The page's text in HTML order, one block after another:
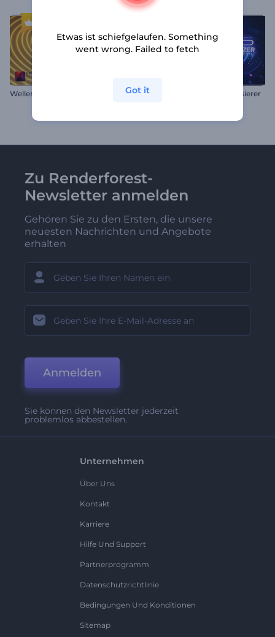
Wellenbeats Musikvisualisierer Neon-Soundwellen-Visualisierer
Zu Renderforest-
Newsletter anmelden
Gehören Sie zu den Ersten, die unsere
neuesten Nachrichten und Angebote
erhalten
Anmelden
Sie können den Newsletter jederzeit
problemlos abbestellen.
Unternehmen
Über Uns
Kontakt
Karriere
Hilfe Und Support
Partnerprogramm
Datenschutzrichtlinie
Bedingungen Und Konditionen
Sitemap
Etwas ist schiefgelaufen. Something
went wrong. Failed to fetch
Got it